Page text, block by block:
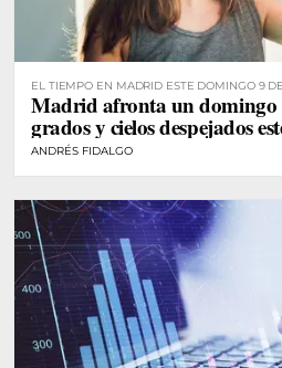
EL TIEMPO EN MADRID ESTE DOMINGO 9
Madrid afronta un domingo
grados y cielos despejados
ANDRÉS FIDALGO